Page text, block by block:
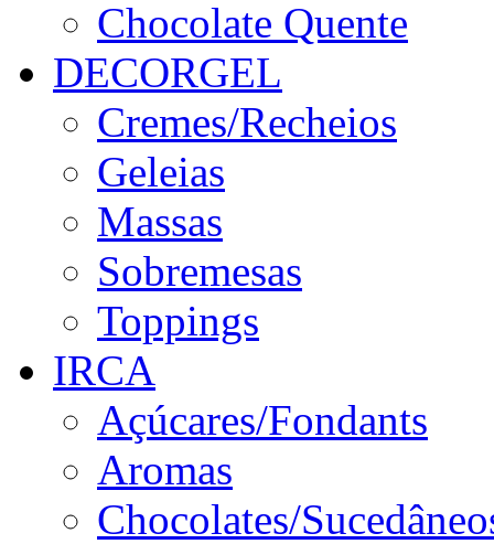
Chocolate Quente
DECORGEL
Cremes/Recheios
Geleias
Massas
Sobremesas
Toppings
IRCA
Açúcares/Fondants
Aromas
Chocolates/